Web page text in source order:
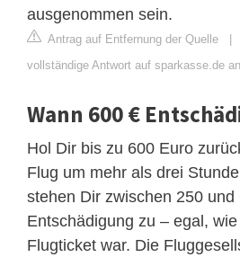
ausgenommen sein.
Antrag auf Entfernung der Quelle |
vollständige Antwort auf sparkasse.de an
Wann 600 €
Hol Dir bis zu 600 Euro
Flug um mehr als drei
stehen Dir zwischen 250 und
Entschädigung zu – egal,
Flugticket war. Die